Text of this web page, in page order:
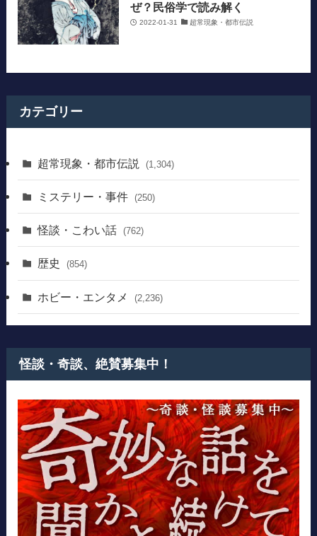
ぜ？民俗学で読み解く
2022-01-31 超常現象・都市伝説
カテゴリー
超常現象・都市伝説 (1,304)
ミステリー・事件 (250)
怪談・こわい話 (762)
歴史 (854)
ホビー・エンタメ (2,236)
怪談・奇談、絶賛募集中！